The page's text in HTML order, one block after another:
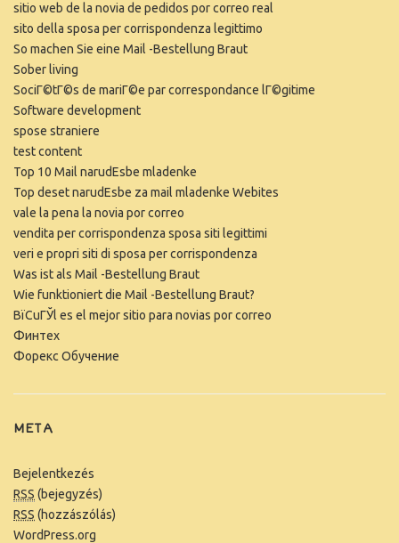
sitio web de la novia de pedidos por correo real
sito della sposa per corrispondenza legittimo
So machen Sie eine Mail -Bestellung Braut
Sober living
SociГ©tГ©s de mariГ©e par correspondance lГ©gitime
Software development
spose straniere
test content
Top 10 Mail narudЕѕbe mladenke
Top deset narudЕѕbe za mail mladenke Webites
vale la pena la novia por correo
vendita per corrispondenza sposa siti legittimi
veri e propri siti di sposa per corrispondenza
Was ist als Mail -Bestellung Braut
Wie funktioniert die Mail -Bestellung Braut?
ВїCuГЎl es el mejor sitio para novias por correo
Финтех
Форекс Обучение
META
Bejelentkezés
RSS (bejegyzés)
RSS (hozzászólás)
WordPress.org